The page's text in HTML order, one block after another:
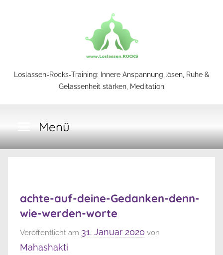
Loslassen-
Training
Loslassen-Rocks-Training: Innere Anspannung lösen, Ruhe &
Gelassenheit stärken, Meditation
Menü
achte-auf-deine-Gedanken-denn-
wie-werden-worte
Veröffentlicht am 31. Januar 2020 von
Mahashakti